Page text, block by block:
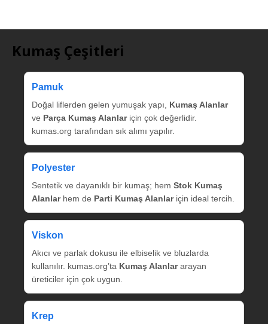
Kumaş Çeşitleri
Pamuk
Doğal liflerden gelen yumuşak yapı, Kumaş Alanlar
ve Parça Kumaş Alanlariçin çok değerlidir.
kumas.org tarafından sık alımı yapılır.
Polyester
Sentetik ve dayanıklı bir kumaş; hem Stok Kumaş
Alanlarhem de Parti Kumaş Alanlariçin ideal tercih.
Viskon
Akıcı ve parlak dokusu ile elbiselik ve bluzlarda
kullanılır. kumas.org’ta Kumaş Alanlararayan
üreticiler için çok uygun.
Krep